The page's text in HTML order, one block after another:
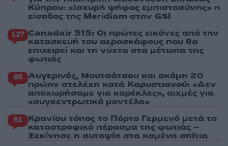
Κύπρου: «Ισχυρή ψήφος εμπιστοσύνης» η
είσοδος της Meridiam στην GSI
127 Canadair 515: Οι πρώτες εικόνες από την
κατασκευή του αεροσκάφους που θα
επιχειρεί και τη νύχτα στα μέτωπα της
φωτιάς
85 Αυγερινός, Μουτσάτσου και ακόμη 20
πρώην στελέχη κατά Καρυστιανού: «Δεν
αποχωρήσαμε για καρέκλες», αιχμές για
«συγκεντρωτικό μοντέλο»
51 Κρανίου τόπος το Πόρτο Γερμενό μετά το
καταστροφικό πέρασμα της φωτιάς –
Ξεκίνησε η αυτοψία στα καμένα σπίτια